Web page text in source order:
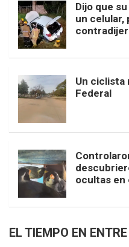
Dijo que
un celular,
Un ciclista
Federal
ocultas en
EL TIEMPO EN